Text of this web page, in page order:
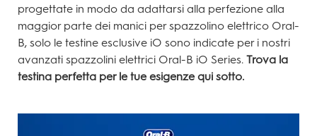
progettate in modo da adattarsi alla perfezione alla
maggior parte dei manici per spazzolino elettrico Oral-
B, solo le testine esclusive iO sono indicate per i nostri
avanzati spazzolini elettrici Oral-B iO Series. Trova la
testina perfetta per le tue esigenze qui sotto.